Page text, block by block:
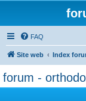
FAQ
Site web Index
forum -